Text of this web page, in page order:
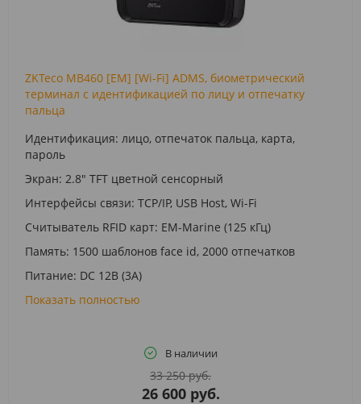
ZKTeco MB460 [EM] [Wi-Fi] ADMS, биометрический
терминал с идентификацией по лицу и отпечатку
пальца
Идентификация: лицо, отпечаток пальца, карта,
пароль
Экран: 2.8" TFT цветной сенсорный
Интерфейсы связи: TCP/IP, USB Host, Wi-Fi
Считыватель RFID карт: EM-Marine (125 кГц)
Память: 1500 шаблонов face id, 2000 отпечатков
Питание: DC 12В (3A)
Показать полностью
В наличии
33 250 руб.
26 600 руб.